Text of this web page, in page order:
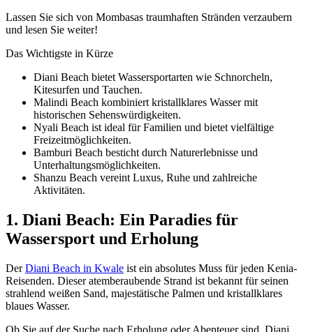
Lassen Sie sich von Mombasas traumhaften Stränden verzaubern
und lesen Sie weiter!
Das Wichtigste in Kürze
Diani Beach bietet Wassersportarten wie Schnorcheln,
Kitesurfen und Tauchen.
Malindi Beach kombiniert kristallklares Wasser mit
historischen Sehenswürdigkeiten.
Nyali Beach ist ideal für Familien und bietet vielfältige
Freizeitmöglichkeiten.
Bamburi Beach besticht durch Naturerlebnisse und
Unterhaltungsmöglichkeiten.
Shanzu Beach vereint Luxus, Ruhe und zahlreiche
Aktivitäten.
1. Diani Beach: Ein Paradies für
Wassersport und Erholung
DerDiani Beach in Kwale ist ein absolutes Muss für jeden Kenia-
Reisenden. Dieser atemberaubende Strand ist bekannt für seinen
strahlend weißen Sand, majestätische Palmen und kristallklares
blaues Wasser.
Ob Sie auf der Suche nach Erholung oder Abenteuer sind, Diani